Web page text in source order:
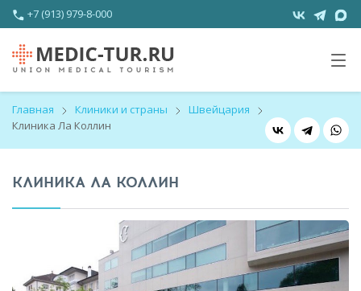
+7 (913) 979-8-000
Главная Клиники и страны
Швейцария
Клиника Ла Коллин
КЛИНИКА ЛА КОЛЛИН